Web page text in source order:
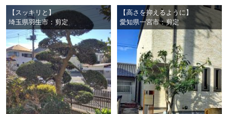
【スッキリと】
埼玉県羽生市：剪定
【高さを抑えるように】
愛知県一宮市：剪定